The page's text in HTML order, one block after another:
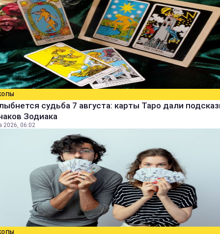
судьба 7 августа: карты Таро дали
Зодиака
2026, 06:02